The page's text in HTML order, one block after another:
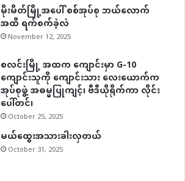
မိုးမိတ်မြို့အပေါ် စစ်အုပ်စု ဘယ်လောက်
အထိ ရက်စက်ခဲ့လဲ
November 12, 2025
စလင်းမြို့ အထက ကျောင်းမှာ G-10
ကျောင်းသူကို ကျောင်းသား လေးယောက်က
အုပ်စုဖွဲ့ အဓမ္မပြုကျင့်၊ ဗီဒီယိုရိုက်ကာ လိုင်း
ပေါ်တင်၊
October 25, 2025
မယ်ထွေးအသားခါးလှတယ်
October 31, 2025